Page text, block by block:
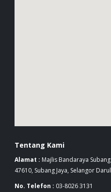
Tentang Kami
Alamat : Majlis Bandaraya
47610, Subang Jaya, Selangor
No. Telefon : 03-8026 3131